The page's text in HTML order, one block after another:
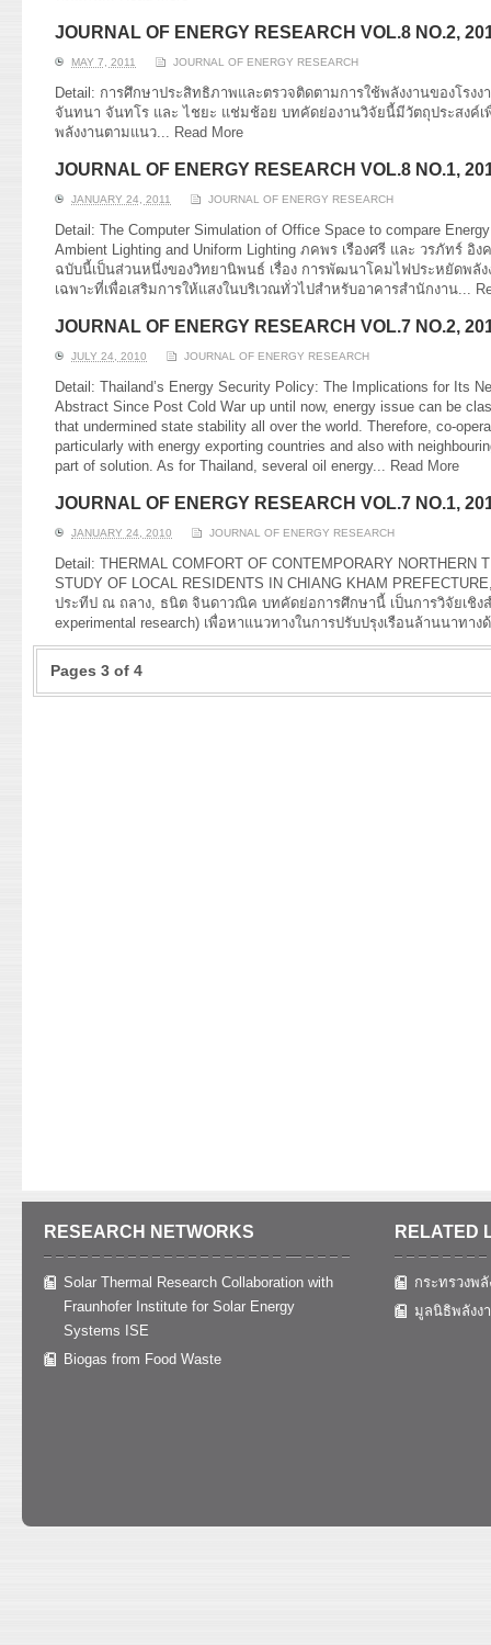
JOURNAL OF ENERGY RESEARCH VOL.8 NO.2,
MAY 7, 2011 JOURNAL OF ENERGY RESEARCH
Detail: การศึกษาประสิทธิภาพและตรวจติดตามการใช้พลังงานของโร
จันทนา จันทโร และ ไชยะ แช่มช้อย บทคัดย่องานวิจัยนี้มีวัตถุประสงค์เ
พลังงานตามแนว... Read More
JOURNAL OF ENERGY RESEARCH VOL.8 NO.1,
JANUARY 24, 2011 JOURNAL OF ENERGY RESEARCH
Detail: The Computer Simulation of Office Space to compare
Ambient Lighting and Uniform Lighting ภคพร เรืองศรี และ วรภัทร์
ฉบับนี้เป็นส่วนหนึ่งของวิทยานิพนธ์ เรื่อง การพัฒนาโคมไฟประหยัดพลัง
เฉพาะที่เพื่อเสริมการให้แสงในบริเวณทั่วไปสำหรับอาคารสำนักงาน...
JOURNAL OF ENERGY RESEARCH VOL.7 NO.2,
JULY 24, 2010 JOURNAL OF ENERGY RESEARCH
Detail: Thailand’s Energy Security Policy: The Implications for Its
Abstract Since Post Cold War up until now, energy issue can be
that undermined state stability all over the world. Therefore, co-
particularly with energy exporting countries and also with
part of solution. As for Thailand, several oil energy... Read More
JOURNAL OF ENERGY RESEARCH VOL.7 NO.1,
JANUARY 24, 2010 JOURNAL OF ENERGY RESEARCH
Detail: THERMAL COMFORT OF CONTEMPORARY NORTHERN
STUDY OF LOCAL RESIDENTS IN CHIANG KHAM
ประทีป ณ ถลาง, ธนิต จินดาวณิค บทคัดย่อการศึกษานี้ เป็นการวิจัยเชิง
experimental research) เพื่อหาแนวทางในการปรับปรุงเรือนล้านนาท
Pages 3 of 4
RESEARCH NETWORKS
Solar Thermal Research Collaboration with
Fraunhofer Institute for Solar Energy
Systems ISE
Biogas from Food Waste
RELATED
กระทรวงพลั
มูลนิธิพลังง